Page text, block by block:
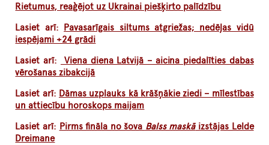
Rietumus, reaģējot uz Ukrainai piešķirto palīdzību
Lasiet arī:
Pavasarīgais siltums atgriežas; nedēļas vidū
iespējami +24 grādi
Lasiet arī:
Viena diena Latvijā – aicina piedalīties dabas
vērošanas zibakcijā
Lasiet arī: Dāmas uzplauks kā krāšņākie ziedi – mīlestības
un attiecību horoskops maijam
Lasiet arī: Pirms fināla no šova Balss maskāizstājas Lelde
Dreimane